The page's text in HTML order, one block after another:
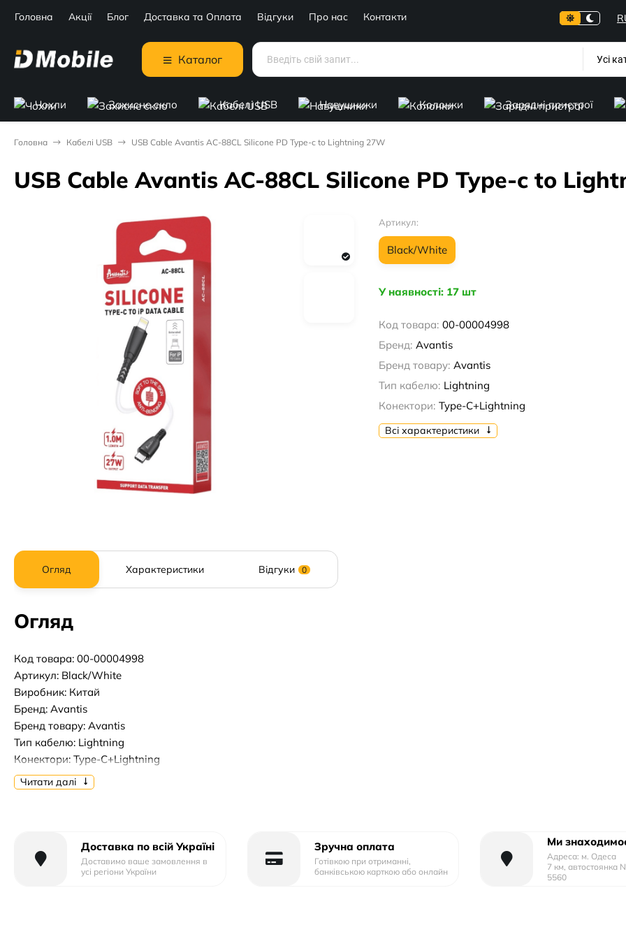
Головна Акції Блог Доставка та Оплата Відгуки Про нас Контакти
Каталог Усі
Чохли Захисне скло Кабелі USB Навушники Колонки Зарядні пристрої
Головна Кабелі USB USB Cable Avantis AC-88CL Silicone PD Type-c to Lightning 27W
USB Cable Avantis AC-88CL Silicone PD Type-c to
Артикул:
Black/White
У наявності: 17 шт
Код товара: 00-00004998
Бренд: Avantis
Бренд товару: Avantis
Тип кабелю: Lightning
Конектори: Type-C+Lightning
Всі характеристики
Огляд Характеристики Відгуки 0
Огляд
Код товара: 00-00004998
Артикул: Black/White
Виробник: Китай
Бренд: Avantis
Бренд товару: Avantis
Тип кабелю: Lightning
Конектори: Type-C+Lightning
Довжина кабелю, м: 1m
Читати далі
Доставка по всій Україні
Доставимо ваше замовлення в
усі регіони України
Зручна оплата
Готівкою при отриманні,
банківською карткою або онлайн
Ми
Адреса: м. Одеса
7 км, автостоянка
5560